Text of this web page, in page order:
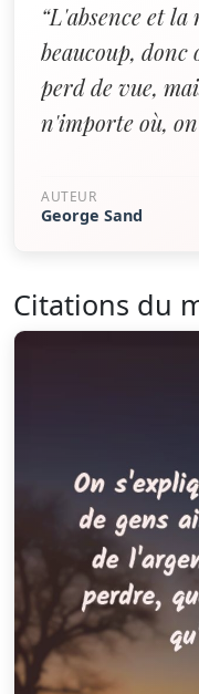
“L'absence et
beaucoup, donc
perd de vue,
n'importe où,
AUTEUR
George Sand
Citations du